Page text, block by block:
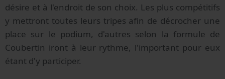
désire et à l'endroit de son choix. Les plus compétitifs
y mettront toutes leurs tripes afin de décrocher une
place sur le podium, d'autres selon la formule de
Coubertin iront à leur rythme, l'important pour eux
étant d'y participer.